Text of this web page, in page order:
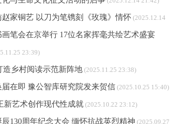
家铜艺 以刀为笔镌刻《玫瑰》情怀 (2025.12.14
笔会在京举行 17位名家挥毫共绘艺术盛宴
23:39)
造乡村阅读示范新阵地(2025.11.25 23:38)
在即 豫公智库研究院发来贺信(2025.10.25 15:40)
新艺术创作现代性成就(2025.10.22 23:12)
130周年纪念大会 缅怀抗战英烈精神 (2025.09.27